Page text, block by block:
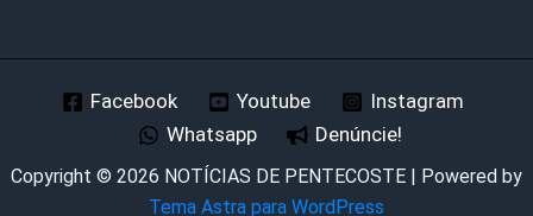
Facebook Youtube
Instagram
Whatsapp
Denúncie!
Copyright © 2026 NOTÍCIAS DE PENTECOSTE | Powered by
Tema Astra para WordPress